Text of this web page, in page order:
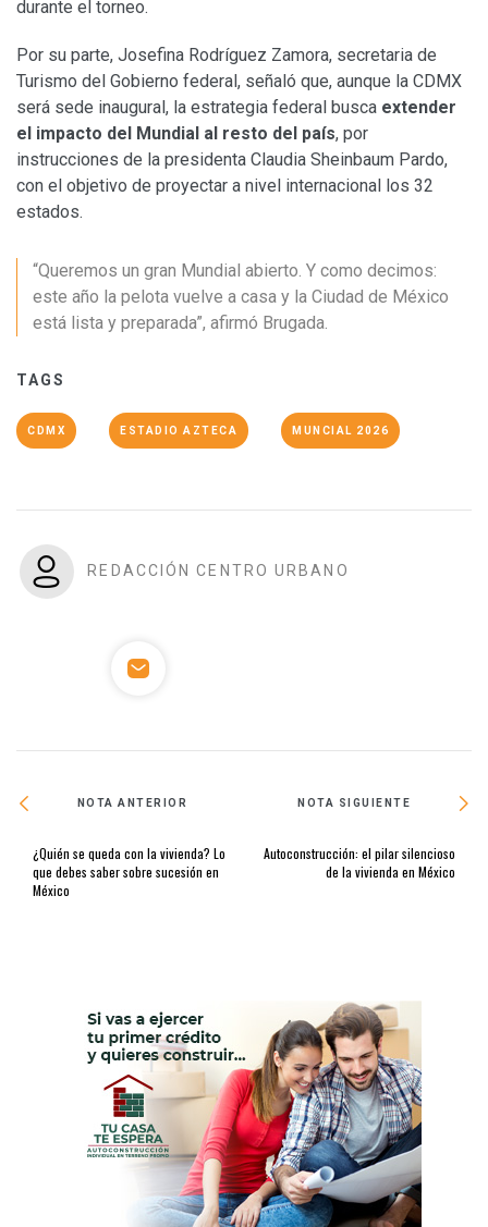
durante el torneo.
Por su parte, Josefina Rodríguez Zamora, secretaria de
Turismo del Gobierno federal, señaló que, aunque la CDMX
será sede inaugural, la estrategia federal busca extender
el impacto del Mundial al resto del país, por
instrucciones de la presidenta Claudia Sheinbaum Pardo,
con el objetivo de proyectar a nivel internacional los 32
estados.
“Queremos un gran Mundial abierto. Y como decimos:
este año la pelota vuelve a casa y la Ciudad de México
está lista y preparada”, afirmó Brugada.
TAGS
CDMX ESTADIO AZTECA MUNCIAL 2026
REDACCIÓN CENTRO URBANO
NOTA ANTERIOR
¿Quién se queda con la vivienda? Lo
que debes saber sobre sucesión en
México
NOTA SIGUIENTE
Autoconstrucción: el pilar silencioso
de la vivienda en México